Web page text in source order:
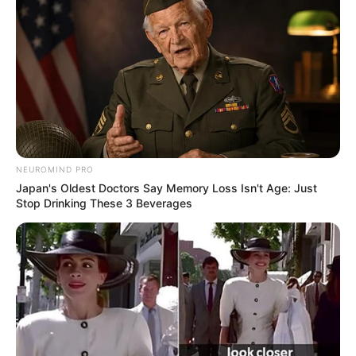
inserção e valorização de profissionais da área, além da equipe
multiprofissional.
NEUROMIND PRO
Japan's Oldest Doctors Say Memory Loss Isn't Age: Just
Stop Drinking These 3 Beverages